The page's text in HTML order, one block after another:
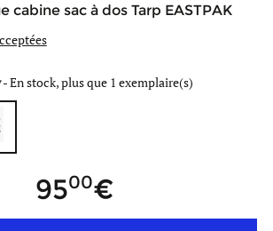
cabine sac à dos Tarp EASTPAK
-En stock, plus que 1 exemplaire(s)
9500